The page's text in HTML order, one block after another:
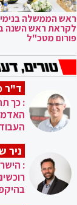
ראש הממשלה
לקראת ראש השנה
פורום מטכ"ל
ד"ר
: כך
ניר
: